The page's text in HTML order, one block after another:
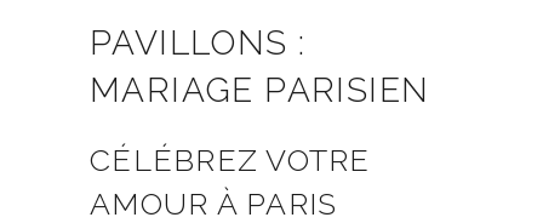
PAVILLONS :
MARIAGE PARISIEN
CÉLÉBREZ VOTRE
AMOUR À PARIS